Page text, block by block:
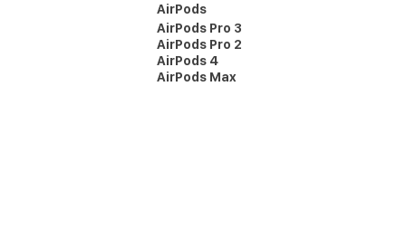
AirPods
AirPods Pro 3
AirPods Pro 2
AirPods 4
AirPods Max